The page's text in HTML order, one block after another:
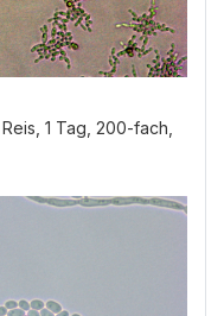
1 Tag, 200-fach,